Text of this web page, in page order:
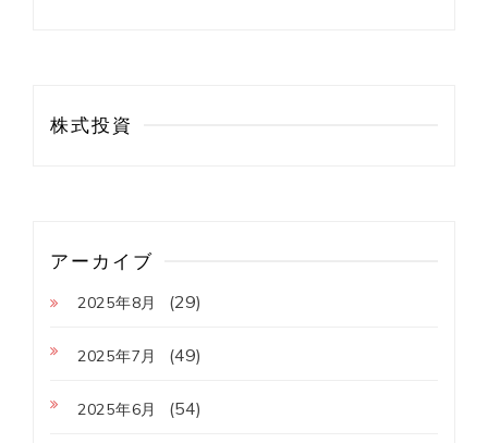
株式投資
アーカイブ
2025年8月 (29)
2025年7月 (49)
2025年6月 (54)